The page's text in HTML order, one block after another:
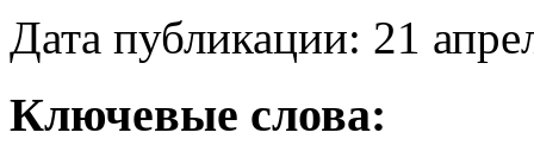
Дата публикации: 21
Ключевые слова: